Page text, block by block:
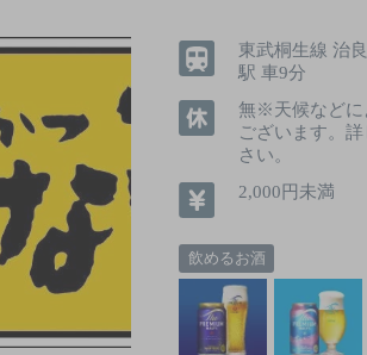
東武桐生線 治
駅 車9分
無※天候などに
ございます。
さい。
2,000円未満
飲めるお酒